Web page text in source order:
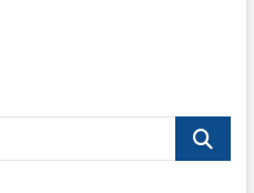
Search